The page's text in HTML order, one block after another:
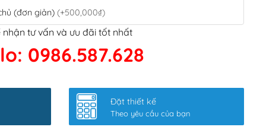
(đơn giản) (+500,000₫)
Code ngân hàng(+100,000₫)
kết google, cập nhật sitemap(+50,000₫)
slider chính (+200,000₫)
tư vấn và ưu đãi tốt nhất
0986.587.628
Đặt thiết kế
Theo yêu cầu của bạn